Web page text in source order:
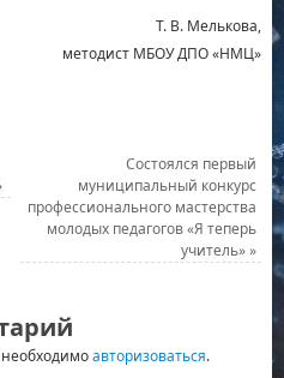
Т. В. Мелькова,
методист МБОУ ДПО «НМЦ»
Состоялся первый
муниципальный конкурс
профессионального мастерства
молодых педагогов «Я теперь
учитель»»
авторизоваться.